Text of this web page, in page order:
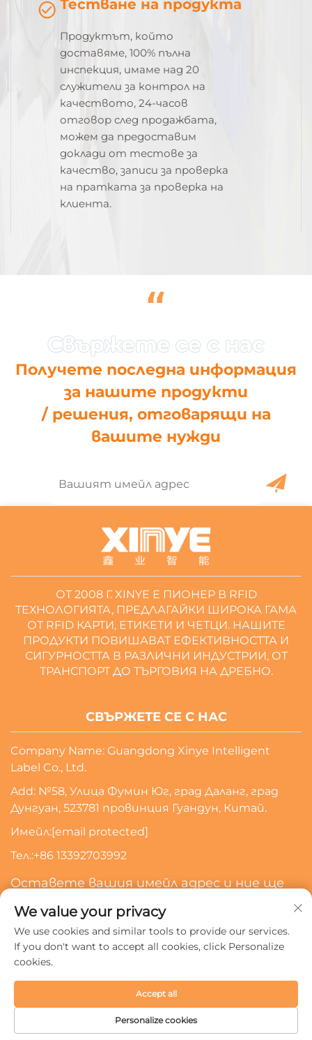
Тестване на продукта
Продуктът, който
доставяме, 100% пълна
инспекция, имаме над 20
служители за контрол на
качеството, 24-часов
отговор след продажбата,
можем да предоставим
доклади от тестове за
качество, записи за проверка
на пратката за проверка на
клиента.
“
Получете последна информация
за нашите продукти
/ решения, отговарящи на
вашите нужди
ОТ 2008 Г. XINYE Е ПИОНЕР В RFID
ТЕХНОЛОГИЯТА, ПРЕДЛАГАЙКИ ШИРОКА ГАМА
ОТ RFID КАРТИ, ЕТИКЕТИ И ЧЕТЦИ. НАШИТЕ
ПРОДУКТИ ПОВИШАВАТ ЕФЕКТИВНОСТТА И
СИГУРНОСТТА В РАЗЛИЧНИ ИНДУСТРИИ, ОТ
ТРАНСПОРТ ДО ТЪРГОВИЯ НА ДРЕБНО.
СВЪРЖЕТЕ СЕ С НАС
Company Name: Guangdong Xinye Intelligent
Label Co., Ltd.
Add: №58, Улица Фумин Юг, град Даланг, град
Дунгуан, 523781 провинция Гуандун, Китай.
Имейл:[email protected]
Тел.:+86 13392703992
Оставете вашия имейл адрес и ние ще
Абонирайте Се
Политика за поверителност
We value your privacy
We use cookies and similar tools to provide our services.
If you don't want to accept all cookies, click Personalize
cookies.
Personalize cookies
Accept all